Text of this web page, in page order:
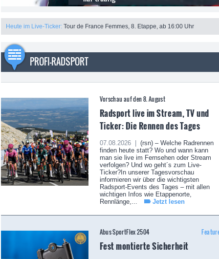
Heute im Live-Ticker: Tour de France Femmes, 8. Etappe, ab 16:00 Uhr
PROFI-RADSPORT
Vorschau auf den 8. August
Radsport live im Stream, TV und
Ticker: Die Rennen des Tages
07.08.2026 |
(rsn) – Welche Radrennen
finden heute statt? Wo und wann kann
man sie live im Fernsehen oder Stream
verfolgen? Und wo geht´s zum Live-
Ticker?In unserer Tagesvorschau
informieren wir über die wichtigsten
Radsport-Events des Tages – mit allen
wichtigen Infos wie Etappenorte,
Rennlänge,...
Jetzt lesen
Abus SportFlex 2504
Fest montierte Sicherheit